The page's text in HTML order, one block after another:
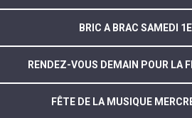
BRIC A BRAC SAMEDI
RENDEZ-VOUS DEMAIN POUR LA
FÊTE DE LA MUSIQUE